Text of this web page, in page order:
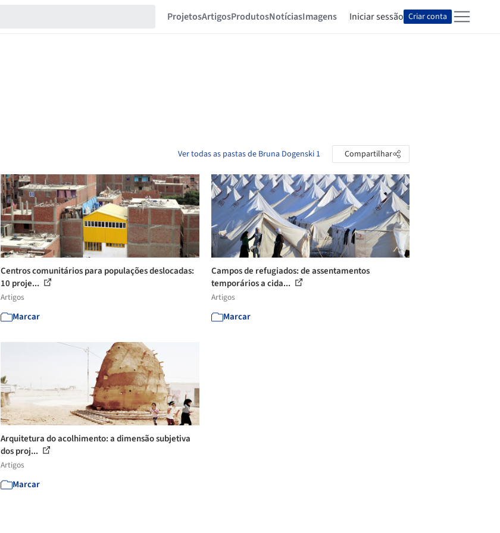
ProjetosArtigosProdutosNotíciasImagens Iniciar sessão Criar conta
Ver todas as pastas de Bruna Dogenski 1 Compartilhar
Centros comunitários para populações deslocadas:
10 proje...
Artigos
Marcar
Campos de refugiados: de assentamentos
temporários a cida...
Artigos
Marcar
Arquitetura do acolhimento: a dimensão subjetiva
dos proj...
Artigos
Marcar